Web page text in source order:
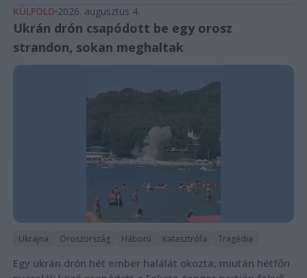
KÜLFÖLD 2026. augusztus 4.
Ukrán drón csapódott be egy orosz
strandon, sokan meghaltak
Ukrajna Oroszország Háború Katasztrófa Tragédia
Egy ukrán drón hét ember halálát okozta, miután hétfőn